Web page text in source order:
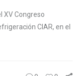
XV Congreso
CIAR, en el